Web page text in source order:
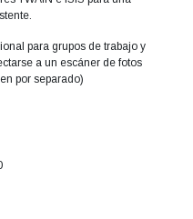
para grupos de trabajo y
a un escáner de fotos
por separado)